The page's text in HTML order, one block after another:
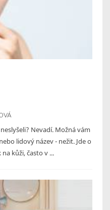
Nevadí. Možná vám
lidový název - nežit. Jde o
kůži, často v ...